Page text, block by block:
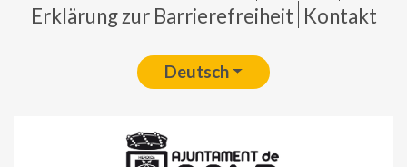
Erklärung zur Barrierefreiheit Kontakt
Deutsch